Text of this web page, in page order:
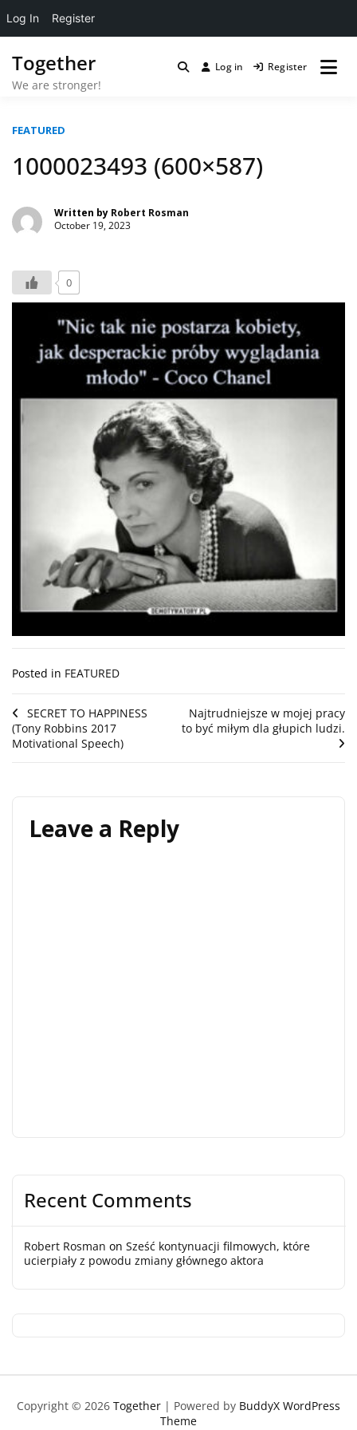
content
Together
We are stronger!
Log in Register
FEATURED
1000023493 (600×587)
Written by Robert Rosman
October 19, 2023
Recent Comments
Robert Rosman on Sześć kontynuacji filmowych, które
ucierpiały z powodu zmiany głównego aktora
0
Posted in FEATURED
Post
navigation
SECRET TO HAPPINESS
(Tony Robbins 2017
Motivational Speech)
Najtrudniejsze w mojej pracy
to być miłym dla głupich ludzi.
Leave a Reply
Copyright © 2026 Together | Powered by BuddyX WordPress
Theme
Log In Register